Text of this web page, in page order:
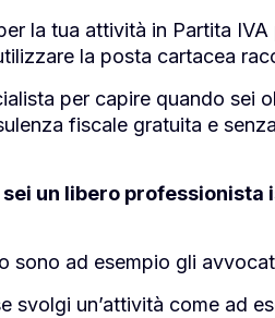
la tua attività in Partita
la posta cartacea
per capire quando sei
fiscale gratuita e
sei un libero
sono ad esempio gli
svolgi un’attività come ad